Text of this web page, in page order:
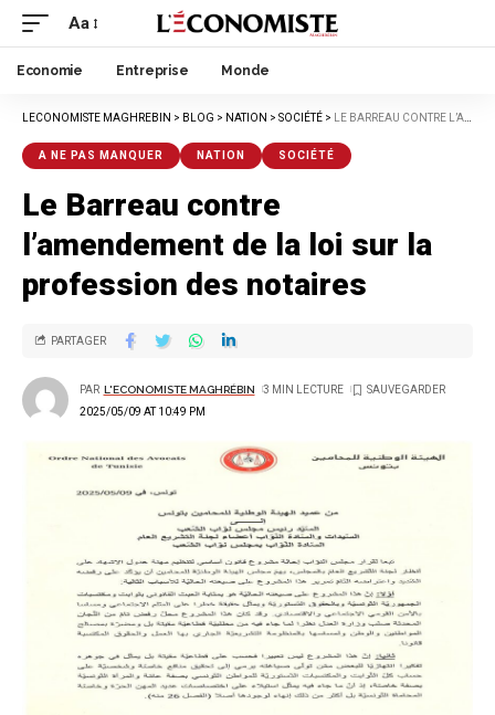
Aa
Economie Entreprise Monde
LECONOMISTE MAGHREBIN > BLOG > NATION > SOCIÉTÉ > LE BARREAU CONTRE L’AMENDEMENT DE LA LOI SUR LA PROFESSION DES NOTAIRES
A NE PAS MANQUER NATION SOCIÉTÉ
Le Barreau contre
l’amendement de la loi sur la
profession des notaires
2025/05/09 AT 10:49 PM
PAR L'ECONOMISTE MAGHRÉBIN 3 MIN LECTURE
PARTAGER